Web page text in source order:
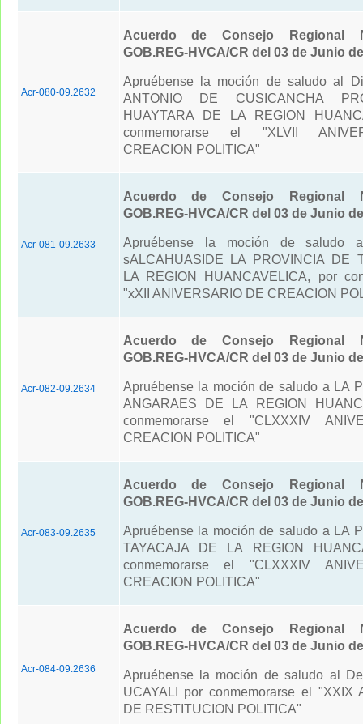
Acr-080-09.2632
Acuerdo de Consejo Regional
GOB.REG-HVCA/CR del 03 de Junio
Apruébense la moción de saludo al
ANTONIO DE CUSICANCHA
HUAYTARA DE LA REGION
conmemorarse el "XLVII
CREACION POLITICA"
Acr-081-09.2633
Acuerdo de Consejo Regional
GOB.REG-HVCA/CR del 03 de Junio
Apruébense la moción de saludo
sALCAHUASIDE LA PROVINCIA DE
LA REGION HUANCAVELICA, por
"xXII ANIVERSARIO DE CREACION
Acr-082-09.2634
Acuerdo de Consejo Regional
GOB.REG-HVCA/CR del 03 de Junio
Apruébense la moción de saludo a LA
ANGARAES DE LA REGION
conmemorarse el "CLXXXIV
CREACION POLITICA"
Acr-083-09.2635
Acuerdo de Consejo Regional
GOB.REG-HVCA/CR del 03 de Junio
Apruébense la moción de saludo a LA
TAYACAJA DE LA REGION
conmemorarse el "CLXXXIV
CREACION POLITICA"
Acr-084-09.2636
Acuerdo de Consejo Regional
GOB.REG-HVCA/CR del 03 de Junio
Apruébense la moción de saludo al
UCAYALI por conmemorarse el "XXIX
DE RESTITUCION POLITICA"